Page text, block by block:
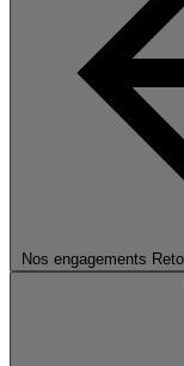
Nos engagements